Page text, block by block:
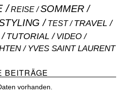
REISE SOMMER
TEST TRAVEL
TUTORIAL VIDEO
YVES SAINT LAURENT
BEITRÄGE
vorhanden.